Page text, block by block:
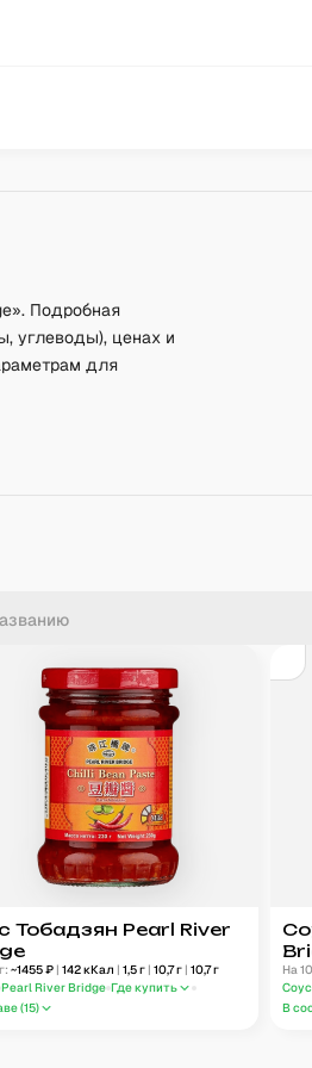
Подробная
углеводы), ценах и
для
Тобадзян Pearl River
~1455₽ | 142кКал | 1,5г | 10,7г | 10,7г
Pearl River Bridge Где купить
(15)
На
В